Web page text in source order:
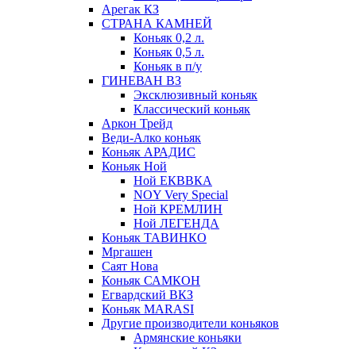
Арегак КЗ
СТРАНА КАМНЕЙ
Коньяк 0,2 л.
Коньяк 0,5 л.
Коньяк в п/у
ГИНЕВАН ВЗ
Эксклюзивный коньяк
Классический коньяк
Аркон Трейд
Веди-Алко коньяк
Коньяк АРАДИС
Коньяк Ной
Ной ЕКВВКА
NOY Very Special
Ной КРЕМЛИН
Ной ЛЕГЕНДА
Коньяк ТАВИНКО
Мргашен
Саят Нова
Коньяк САМКОН
Егвардский ВКЗ
Коньяк MARASI
Другие производители коньяков
Армянские коньяки